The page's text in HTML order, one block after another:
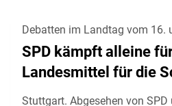
Debatten im Landtag vom 16.
SPD kämpft alleine
Landesmittel für die
Stuttgart. Abgesehen von